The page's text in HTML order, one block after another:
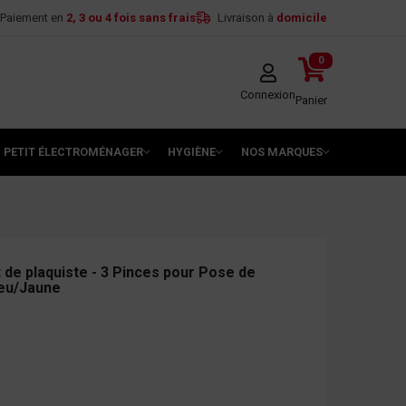
en 2, 3 ou 4 fois sans frais Livraison à domicile
Connexion
0
Panier
PETIT ÉLECTROMÉNAGER HYGIÈNE NOS MARQUES
de plaquiste - 3 Pinces pour Pose de
Jaune